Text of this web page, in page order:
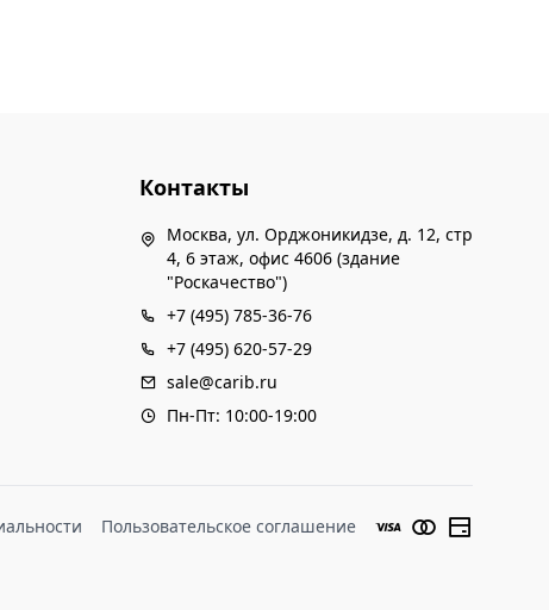
Контакты
Москва, ул. Орджоникидзе, д. 12, стр
4, 6 этаж, офис 4606 (здание
"Роскачество")
+7 (495) 785-36-76
+7 (495) 620-57-29
sale@carib.ru
Пн-Пт: 10:00-19:00
Пользовательское соглашение